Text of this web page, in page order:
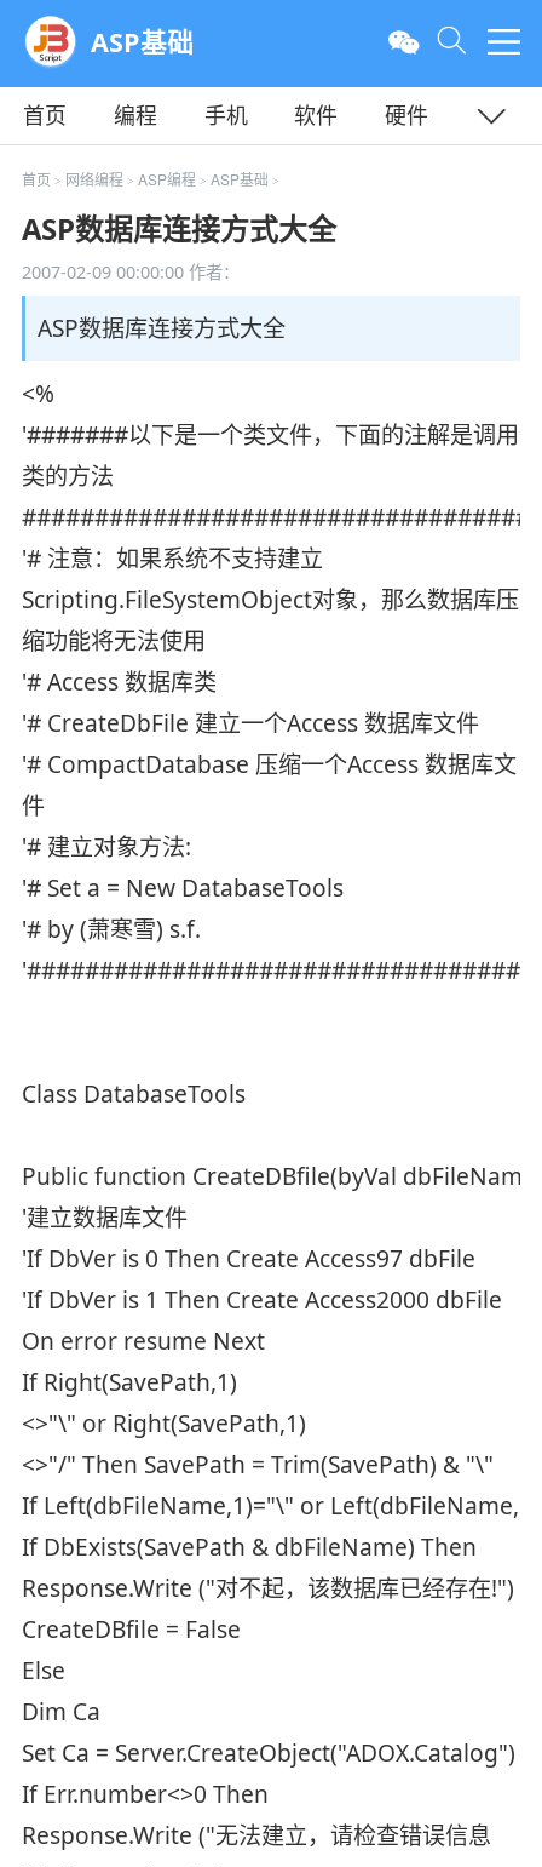
ASP基础
首页 编程 手机 软件
硬件
教程
平面 服务器
首页 > 网络编程 > ASP编程 > ASP基础 >
ASP数据库连接方式大全
2007-02-09 00:00:00作者：
ASP数据库连接方式大全
<%
'#######以下是一个类文件，下面的注解是调用
类的方法
'# 注意：如果系统不支持建立
Scripting.FileSystemObject对象，那么数据库压
缩功能将无法使用
'# Access 数据库类
'# CreateDbFile 建立一个Access 数据库文件
'# CompactDatabase 压缩一个Access 数据库文
件
'# 建立对象方法:
'# Set a = New DatabaseTools
'# by (萧寒雪) s.f.
Class DatabaseTools
Public function CreateDBfile(byVal
'建立数据库文件
'If DbVer is 0 Then Create Access97 dbFile
'If DbVer is 1 Then Create Access2000 dbFile
On error resume Next
If Right(SavePath,1)
<>"\" or Right(SavePath,1)
<>"/" Then SavePath = Trim(SavePath) & "\"
If Left(dbFileName,1)="\" or
If DbExists(SavePath & dbFileName) Then
Response.Write ("对不起，该数据库已经存在!")
CreateDBfile = False
Else
Dim Ca
Set Ca = Server.CreateObject("ADOX.Catalog")
If Err.number<>0 Then
Response.Write ("无法建立，请检查错误信息